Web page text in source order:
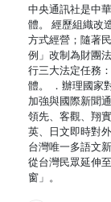
中央通訊社是中
體。 經歷組織改
方式經營；隨著
例」改制為財團
行三大法定任務
體。 ．辦理國家
加強與國際新聞
領先、客觀、翔
英、日文即時對
台灣唯一多語文
從台灣民眾延伸
窗」。